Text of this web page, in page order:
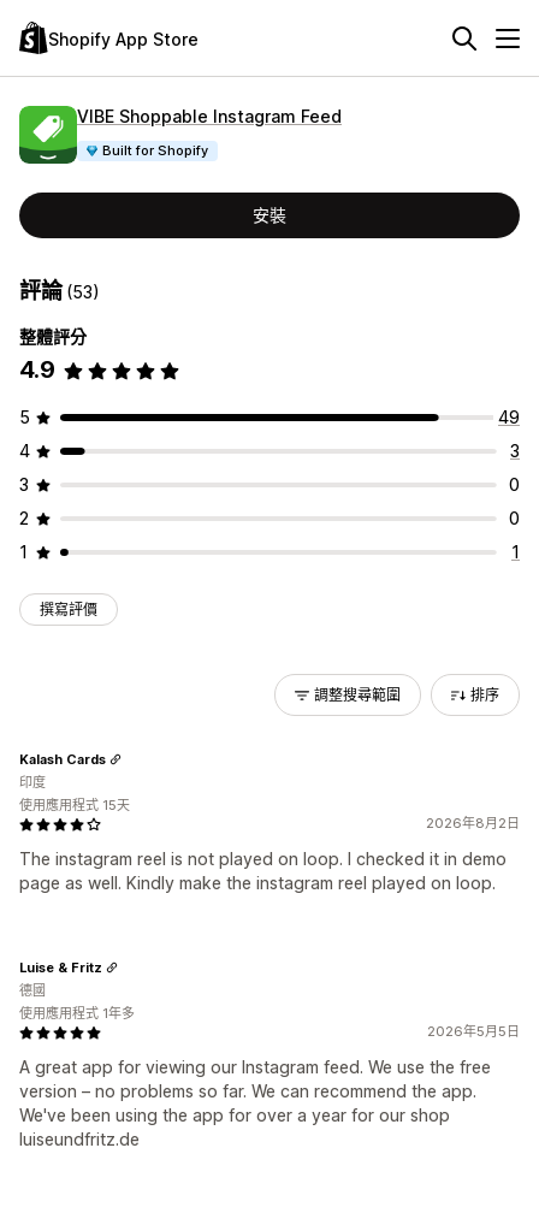
Shopify App Store
VIBE Shoppable Instagram Feed
Built for Shopify
安裝
評論(53)
整體評分
4.9
5
49
4
3
3
0
2
0
1
1
撰寫評價
調整搜尋範圍 排序
2026年8月2日
The instagram reel is not played on loop. I checked it in demo
page as well. Kindly make the instagram reel played on loop.
Kalash Cards
印度
使用應用程式 15天
2026年5月5日
A great app for viewing our Instagram feed. We use the free
version – no problems so far. We can recommend the app.
We've been using the app for over a year for our shop
luiseundfritz.de
Luise & Fritz
德國
使用應用程式 1年多